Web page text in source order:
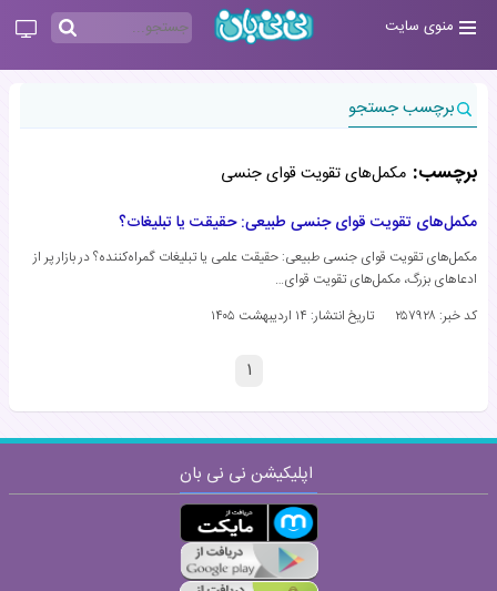
منوی سایت
برچسب جستجو
برچسب: مکمل‌های تقویت قوای جنسی
مکمل‌های تقویت قوای جنسی طبیعی: حقیقت یا تبلیغات؟
مکمل‌های تقویت قوای جنسی طبیعی: حقیقت علمی یا تبلیغات گمراه‌کننده؟ در بازار پر از
ادعاهای بزرگ، مکمل‌های تقویت قوای…
کد خبر: ۲۵۷۹۲۸
تاریخ انتشار: ۱۴ اردیبهشت ۱۴۰۵
۱
اپلیکیشن نی نی بان